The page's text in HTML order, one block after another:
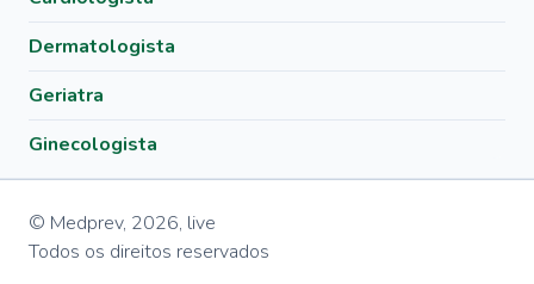
Dermatologista
Geriatra
Ginecologista
© Medprev, 2026, live
Todos os direitos reservados